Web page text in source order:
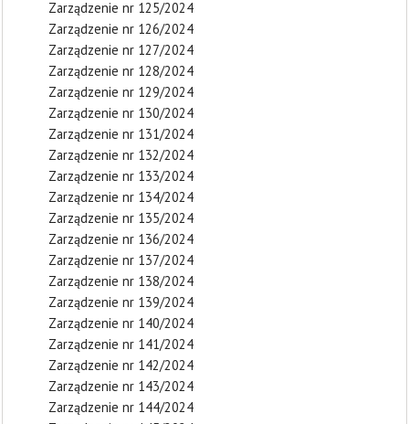
Zarządzenie nr 125/2024
Zarządzenie nr 126/2024
Zarządzenie nr 127/2024
Zarządzenie nr 128/2024
Zarządzenie nr 129/2024
Zarządzenie nr 130/2024
Zarządzenie nr 131/2024
Zarządzenie nr 132/2024
Zarządzenie nr 133/2024
Zarządzenie nr 134/2024
Zarządzenie nr 135/2024
Zarządzenie nr 136/2024
Zarządzenie nr 137/2024
Zarządzenie nr 138/2024
Zarządzenie nr 139/2024
Zarządzenie nr 140/2024
Zarządzenie nr 141/2024
Zarządzenie nr 142/2024
Zarządzenie nr 143/2024
Zarządzenie nr 144/2024